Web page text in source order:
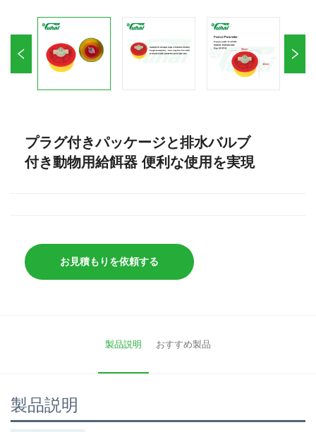
プラグ付きパッケージと排水バルブ
付き動物用給餌器 便利な使用を実現
お見積もりを依頼する
製品説明 おすすめ製品
製品説明